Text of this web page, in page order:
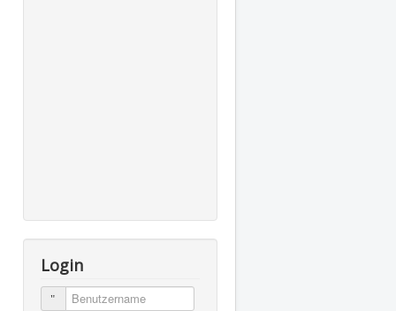
Login
Benutzername